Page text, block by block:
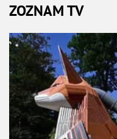
ZOZNAM TV